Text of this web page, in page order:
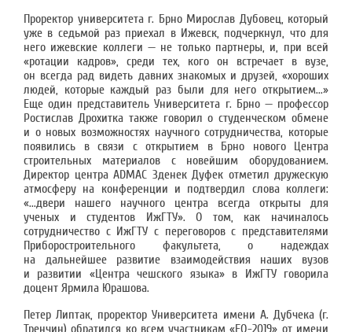
Проректор университета г. Брно Мирослав Дубовец, который
уже в седьмой раз приехал в Ижевск, подчеркнул, что для
него ижевские коллеги — не только партнеры, и, при всей
«ротации кадров», среди тех, кого он встречает в вузе,
он всегда рад видеть давних знакомых и друзей, «хороших
людей, которые каждый раз были для него открытием...»
Еще один представитель Университета г. Брно — профессор
Ростислав Дрохитка также говорил о студенческом обмене
и о новых возможностях научного сотрудничества, которые
появились в связи с открытием в Брно нового Центра
строительных материалов с новейшим оборудованием.
Директор центра ADMAC Зденек Дуфек отметил дружескую
атмосферу на конференции и подтвердил слова коллеги:
«...двери нашего научного центра всегда открыты для
ученых и студентов ИжГТУ». О том, как начиналось
сотрудничество с ИжГТУ с переговоров с представителями
Приборостроительного факультета, о надеждах
на дальнейшее развитие взаимодействия наших вузов
и развитии «Центра чешского языка» в ИжГТУ говорила
доцент Ярмила Юрашова.
Петер Липтак, проректор Университета имени А. Дубчека (г.
Тренчин) обратился ко всем участникам «EQ-2019» от имени